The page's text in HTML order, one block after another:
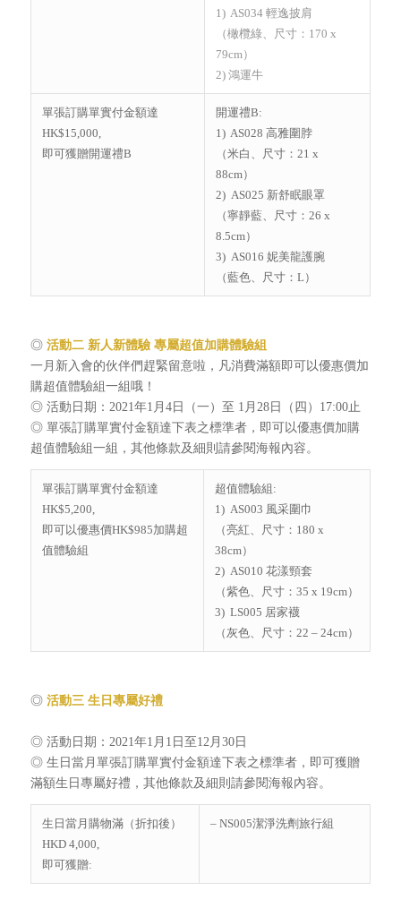
1) AS034 輕逸披肩
（橄欖綠、尺寸：170 x
79cm）
2) 鴻運牛
單張訂購單實付金額達
HK$15,000,
即可獲贈開運禮B
開運禮B:
1) AS028 高雅圍脖
（米白、尺寸：21 x
88cm）
2) AS025 新舒眠眼罩
（寧靜藍、尺寸：26 x
8.5cm）
3) AS016 妮美龍護腕
（藍色、尺寸：L）
◎ 活動二新人新體驗 專屬超值加購體驗組
一月新入會的伙伴們趕緊留意啦，凡消費滿額即可以優惠價加
購超值體驗組一組哦！
◎ 活動日期：2021年1月4日（一）至 1月28日（四）17:00止
◎ 單張訂購單實付金額達下表之標準者，即可以優惠價加購
超值體驗組一組，其他條款及細則請參閱海報內容。
單張訂購單實付金額達
HK$5,200,
即可以優惠價HK$985加購超
值體驗組
超值體驗組:
1) AS003 風采圍巾
（亮紅、尺寸：180 x
38cm）
2) AS010 花漾頸套
（紫色、尺寸：35 x 19cm）
3) LS005 居家襪
（灰色、尺寸：22 – 24cm）
◎ 活動三生日專屬好禮
◎ 活動日期：2021年1月1日至12月30日
◎ 生日當月單張訂購單實付金額達下表之標準者，即可獲贈
滿額生日專屬好禮，其他條款及細則請參閱海報內容。
生日當月購物滿（折扣後）
HKD 4,000,
即可獲贈:
– NS005潔淨洗劑旅行組